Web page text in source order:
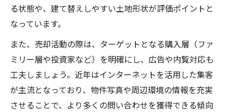
る状態や、建て替えしやすい土地形状が評価ポイントと
なっています。
また、売却活動の際は、ターゲットとなる購入層（ファ
ミリー層や投資家など）を明確にし、広告や内覧対応も
工夫しましょう。近年はインターネットを活用した集客
が主流となっており、物件写真や周辺環境の情報を充実
させることで、より多くの問い合わせを獲得できる傾向